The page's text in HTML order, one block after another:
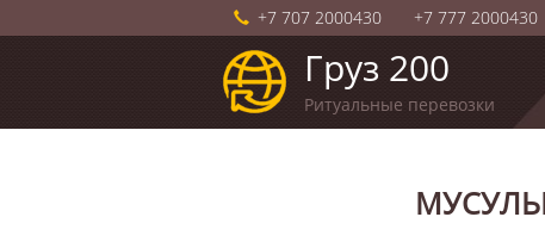
+7 707 2000430 +7 777 2000430
Груз 200
Ритуальные перевозки